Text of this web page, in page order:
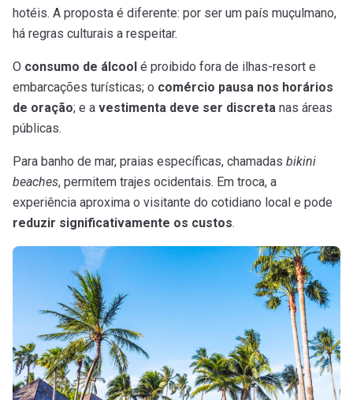
hotéis. A proposta é diferente: por ser um país muçulmano,
há regras culturais a respeitar.
O consumo de álcool é proibido fora de ilhas-resort e
embarcações turísticas; o comércio pausa nos horários
de oração; e a vestimenta deve ser discreta nas áreas
públicas.
Para banho de mar, praias específicas, chamadas bikini
beaches, permitem trajes ocidentais. Em troca, a
experiência aproxima o visitante do cotidiano local e pode
reduzir significativamente os custos.